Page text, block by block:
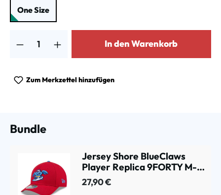
One Size
In den Warenkorb
Zum Merkzettel hinzufügen
Bundle
Jersey Shore BlueClaws
Player Replica 9FORTY M-
Crown Snapback MiLB Cap
Rot
27,90 €